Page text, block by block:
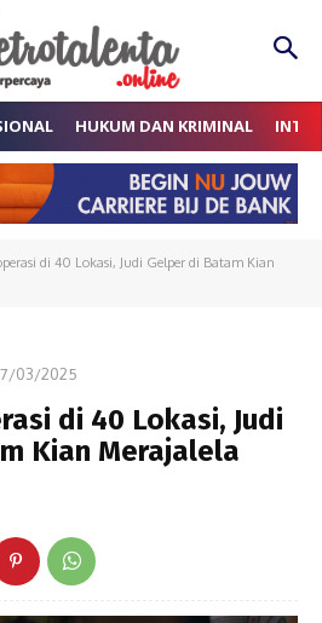
HUKUM DAN KRIMINAL
di 40 Lokasi, Judi Gelper di Batam Kian
03/2025
di 40 Lokasi, Judi
Kian Merajalela